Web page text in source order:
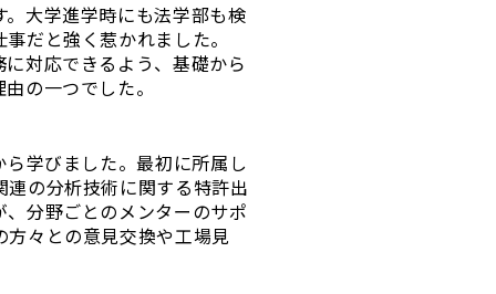
大学進学時にも法学部も検
だと強く惹かれました。
対応できるよう、基礎から
の一つでした。
学びました。最初に所属し
の分析技術に関する特許出
分野ごとのメンターのサポ
々との意見交換や工場見